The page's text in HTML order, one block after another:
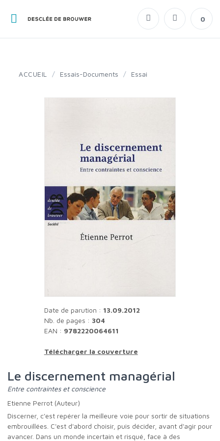
0
ACCUEIL / Essais-Documents / Essai
Date de parution : 13.09.2012
Nb. de pages : 304
EAN : 9782220064611
Télécharger la couverture
Le discernement managérial
Entre contraintes et conscience
Etienne Perrot (Auteur)
Discerner, c'est repérer la meilleure voie pour sortir de situations
embrouillées. C'est d'abord choisir, puis décider, avant d'agir pour
avancer. Dans un monde incertain et risqué, face à des